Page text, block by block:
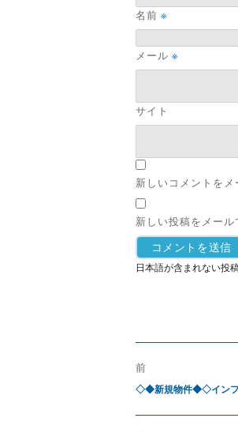
名前 ※
メール ※
サイト
新しいコメントをメ
新しい投稿をメール
日本語が含まれない投
前
◇◆新規物件◆◇インフ